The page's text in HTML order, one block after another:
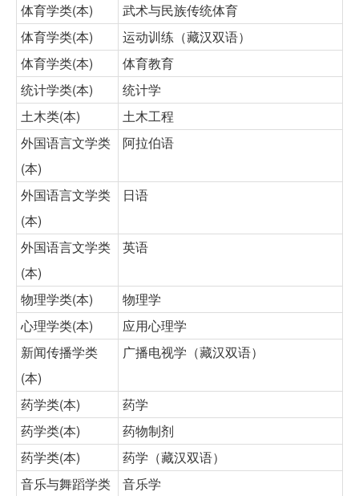
体育学类(本)
武术与民族传统体育
体育学类(本)
运动训练（藏汉双语）
体育学类(本)
体育教育
统计学类(本)
统计学
土木类(本)
土木工程
外国语言文学类
(本)
阿拉伯语
外国语言文学类
(本)
日语
外国语言文学类
(本)
英语
物理学类(本)
物理学
心理学类(本)
应用心理学
新闻传播学类
(本)
广播电视学（藏汉双语）
药学类(本)
药学
药学类(本)
药物制剂
药学类(本)
药学（藏汉双语）
音乐与舞蹈学类
音乐学